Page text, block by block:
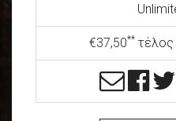
€37,50** τέλος